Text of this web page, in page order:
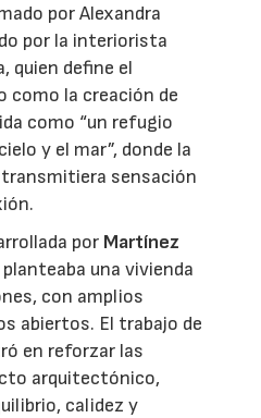
por Alexandra
por la interiorista
quien define el
como la creación de
como “un refugio
y el mar”, donde la
sensación
por Martínez
planteaba una vivienda
con amplios
abiertos. El trabajo de
en reforzar las
arquitectónico,
calidez y